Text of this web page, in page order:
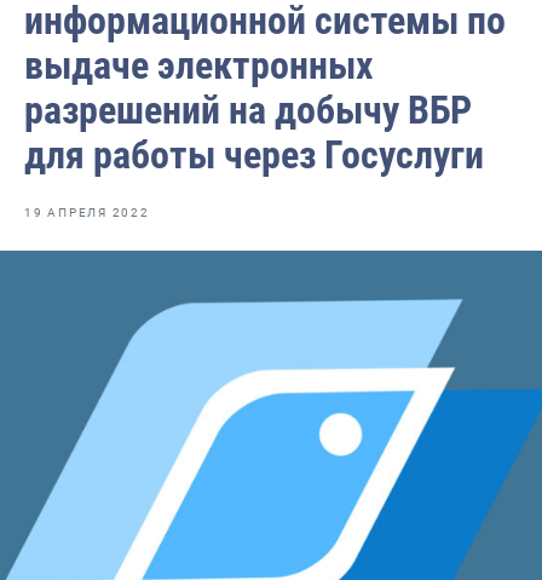
Отраслевые СМИ
Выставки и конференции
Научно-практическая литература
Рыбоохрана России
Укрепление духовно-нравственных ценностей
События в России и мире
информационной системы по
выдаче электронных
разрешений на добычу ВБР
для работы через Госуслуги
19 АПРЕЛЯ 2022